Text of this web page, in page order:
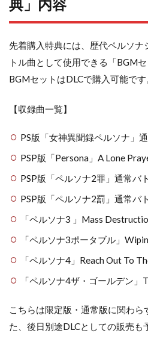
典」内容
先着購入特典には、歴代ペルソ
トル曲として使用できる「BGM
BGMセットはDLCで購入可能です
【収録曲一覧】
PS版「女神異聞録ペルソナ」
PSP版「Persona」A Lone
PSP版「ペルソナ2罪」通常バ
PSP版「ペルソナ2罰」通常バ
「ペルソナ3 」Mass
「ペルソナ3ポータブル」
「ペルソナ4」Reach Out To
「ペルソナ4ザ・ゴールデン
こちらは限定版・通常版に関わら
た、後日別途DLCとしての販売も